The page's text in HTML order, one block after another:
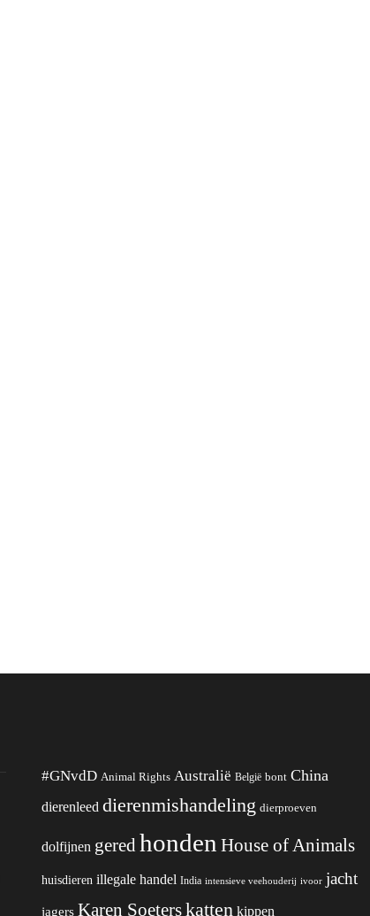
#GNvdD Animal Rights Australië België bont China
dierenleed dierenmishandeling dierproeven
dolfijnen gered honden House of Animals
huisdieren illegale handel India intensieve veehouderij ivoor jacht
jagers Karen Soeterskatten kippen